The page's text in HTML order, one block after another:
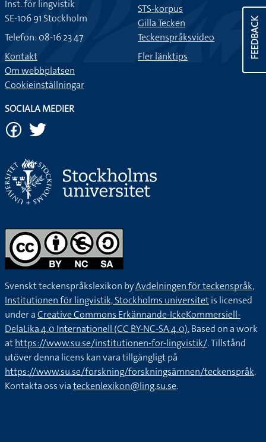
FEEDBACK
Inst. för lingvistik
SE-106 91 Stockholm
Telefon: 08-16 23 47
Kontakt
Om webbplatsen
Cookieinställningar
STS-korpus
Gilla Tecken
Teckenspråksvideo
Fler länktips
SOCIALA MEDIER
Svenskt teckenspråkslexikon byAvdelningen för teckenspråk,
Institutionen för lingvistik, Stockholms universitetis licensed
under aCreative Commons Erkännande-IckeKommersiell-
DelaLika 4.0 Internationell (CC BY-NC-SA 4.0).Based on a work
athttps://www.su.se/institutionen-for-lingvistik/. Tillstånd
utöver denna licens kan vara tillgängligt på
https://www.su.se/forskning/forskningsämnen/teckenspråk.
Kontakta oss viateckenlexikon@ling.su.se.